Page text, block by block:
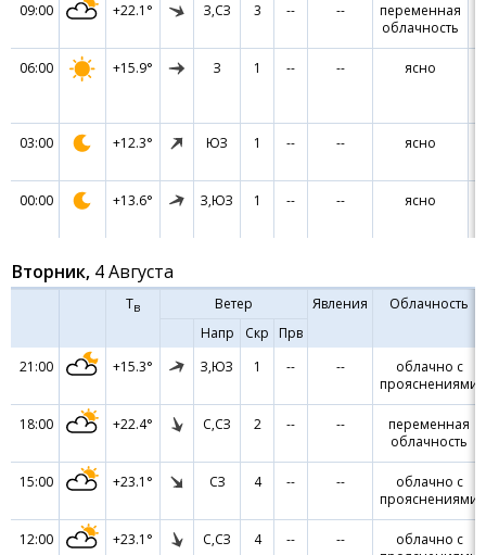
09:00 +22.1° З,СЗ 3 -- --
переменная
облачность
06:00 +15.9° З 1 -- -- ясно
03:00 +12.3° ЮЗ 1 -- -- ясно
00:00 +13.6° З,ЮЗ 1 -- -- ясно
Вторник, 4 Августа
Тв Ветер Явления
Облачность
Напр
Скр Прв
21:00
+15.3° З,ЮЗ 1 -- --
облачно с
прояснениями
18:00 +22.4° С,СЗ 2 -- --
переменная
облачность
15:00 +23.1° СЗ 4 -- --
облачно с
прояснениями
12:00 +23.1° С,СЗ 4 -- --
облачно с